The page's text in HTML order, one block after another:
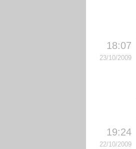
18:07
23/10/2009
19:24
22/10/2009